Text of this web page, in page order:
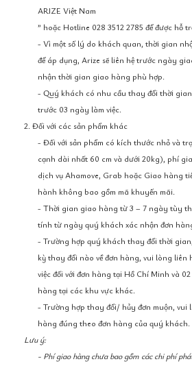
ARIZE Việt Nam
” hoặc Hotline 028 3512 2785 để được hỗ
- Vì một số lý do khách quan, thời gian
để áp dụng, Arize sẽ liên hệ trước ngày
nhận thời gian giao hàng phù hợp.
- Quý khách có nhu cầu thay đổi thời
trước 03 ngày làm việc.
2. Đối với các sản phẩm khác
- Đối với sản phẩm có kích thước nhỏ và
cạnh dài nhất 60 cm và dưới 20kg), phí
dịch vụ Ahamove, Grab hoặc Giao hàng
hành không bao gồm mã khuyến mãi.
- Thời gian giao hàng từ 3 – 7 ngày tùy
tính từ ngày quý khách xác nhận đơn
- Trường hợp quý khách thay đổi thời
kỳ thay đổi nào về đơn hàng, vui lòng
việc đối với đơn hàng tại Hồ Chí Minh và
hàng tại các khu vực khác.
- Trường hợp thay đổi/ hủy đơn muộn,
hàng đúng theo đơn hàng của quý khách.
Lưu ý:
- Phí giao hàng chưa bao gồm các chi phí